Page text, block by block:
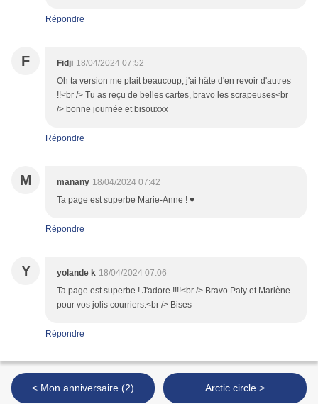
Répondre
F Fidji 18/04/2024 07:52
Oh ta version me plait beaucoup, j'ai hâte d'en revoir d'autres
!!<br /> Tu as reçu de belles cartes, bravo les scrapeuses<br
/> bonne journée et bisouxxx
Répondre
M manany 18/04/2024 07:42
Ta page est superbe Marie-Anne ! ♥
Répondre
Y yolande k 18/04/2024 07:06
Ta page est superbe ! J'adore !!!!<br /> Bravo Paty et Marlène
pour vos jolis courriers.<br /> Bises
Répondre
< Mon anniversaire (2) Arctic circle >